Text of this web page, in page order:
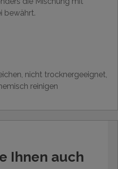
bewährt.
nicht trocknergeeignet,
reinigen
Ihnen auch